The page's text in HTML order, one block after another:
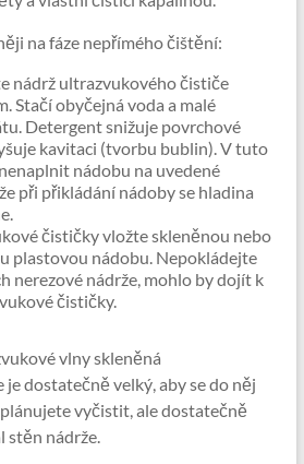
na fáze nepřímého čištění:
nádrž ultrazvukového čističe
Stačí obyčejná voda a malé
Detergent snižuje povrchové
kavitaci (tvorbu bublin). V tuto
nádobu na uvedené
při přikládání nádoby se hladina
čističky vložte skleněnou nebo
plastovou nádobu. Nepokládejte
nerezové nádrže, mohlo by dojít k
čističky.
vlny skleněná
je dostatečně velký, aby se do něj
vyčistit, ale dostatečně
stěn nádrže.